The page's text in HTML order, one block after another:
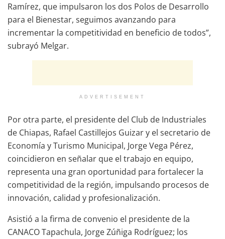
Ramírez, que impulsaron los dos Polos de Desarrollo
para el Bienestar, seguimos avanzando para
incrementar la competitividad en beneficio de todos”,
subrayó Melgar.
ADVERTISEMENT
Por otra parte, el presidente del Club de Industriales
de Chiapas, Rafael Castillejos Guizar y el secretario de
Economía y Turismo Municipal, Jorge Vega Pérez,
coincidieron en señalar que el trabajo en equipo,
representa una gran oportunidad para fortalecer la
competitividad de la región, impulsando procesos de
innovación, calidad y profesionalización.
Asistió a la firma de convenio el presidente de la
CANACO Tapachula, Jorge Zúñiga Rodríguez; los